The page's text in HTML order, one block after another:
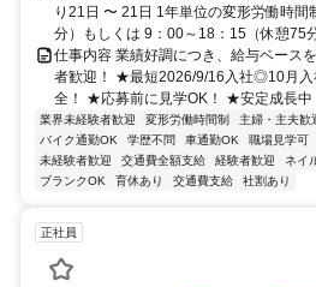
り21日 〜 21日 1年単位の変形労働時
分）もしくは 9：00～18：15（休憩75
仕事内容 業績好調につき、給与ベース
者歓迎！ ★最短2026/9/16入社◎10月
全！ ★応募前に見学OK！ ★安定成長中
業界未経験者歓迎 変形労働時間制 主婦・主夫歓
バイク通勤OK
学歴不問 車通勤OK 職場見学可
未経験者歓迎
交通費全額支給 経験者歓迎 ネイ
ブランクOK
育休あり 交通費支給 社割あり
正社員